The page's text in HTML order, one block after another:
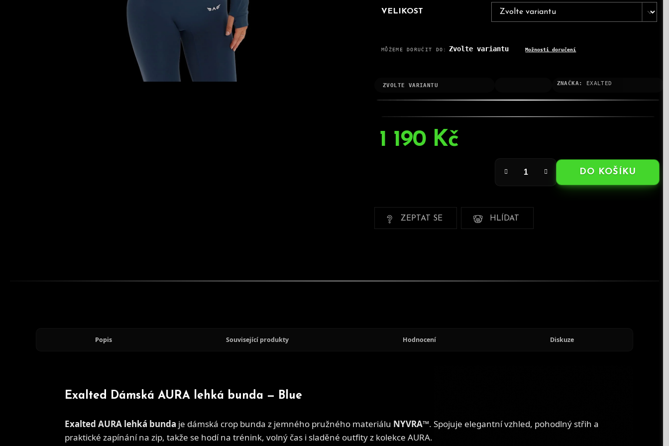
VELIKOST
MŮŽEME DORUČIT DO: Zvolte variantu Možnosti doručení
ZVOLTE VARIANTU ZNAČKA: EXALTED
1 190 Kč
DO KOŠÍKU
ZEPTAT SE HLÍDAT
Popis Související produkty Hodnocení Diskuze
Exalted Dámská AURA lehká bunda — Blue
Exalted AURA lehká bunda je dámská crop bunda z jemného pružného materiálu NYVRA™. Spojuje elegantní vzhled, pohodlný střih a
praktické zapínání na zip, takže se hodí na trénink, volný čas i sladěné outfity z kolekce AURA.